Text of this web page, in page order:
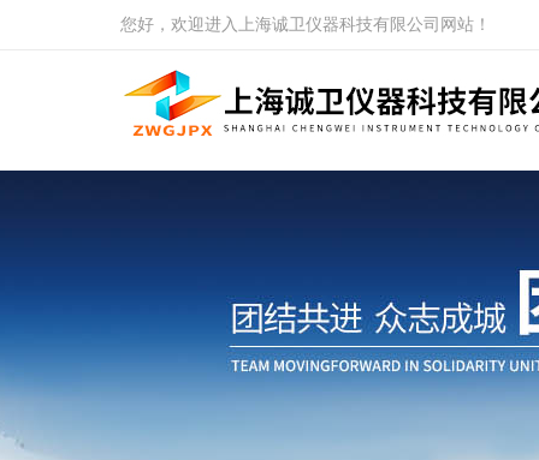
您好，欢迎进入上海诚卫仪器科技有限公司网站！